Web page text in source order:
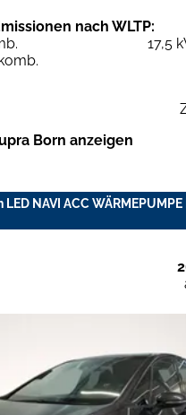
nach WLTP:
17,5
Born anzeigen
NAVI ACC WÄRMEPUMPE